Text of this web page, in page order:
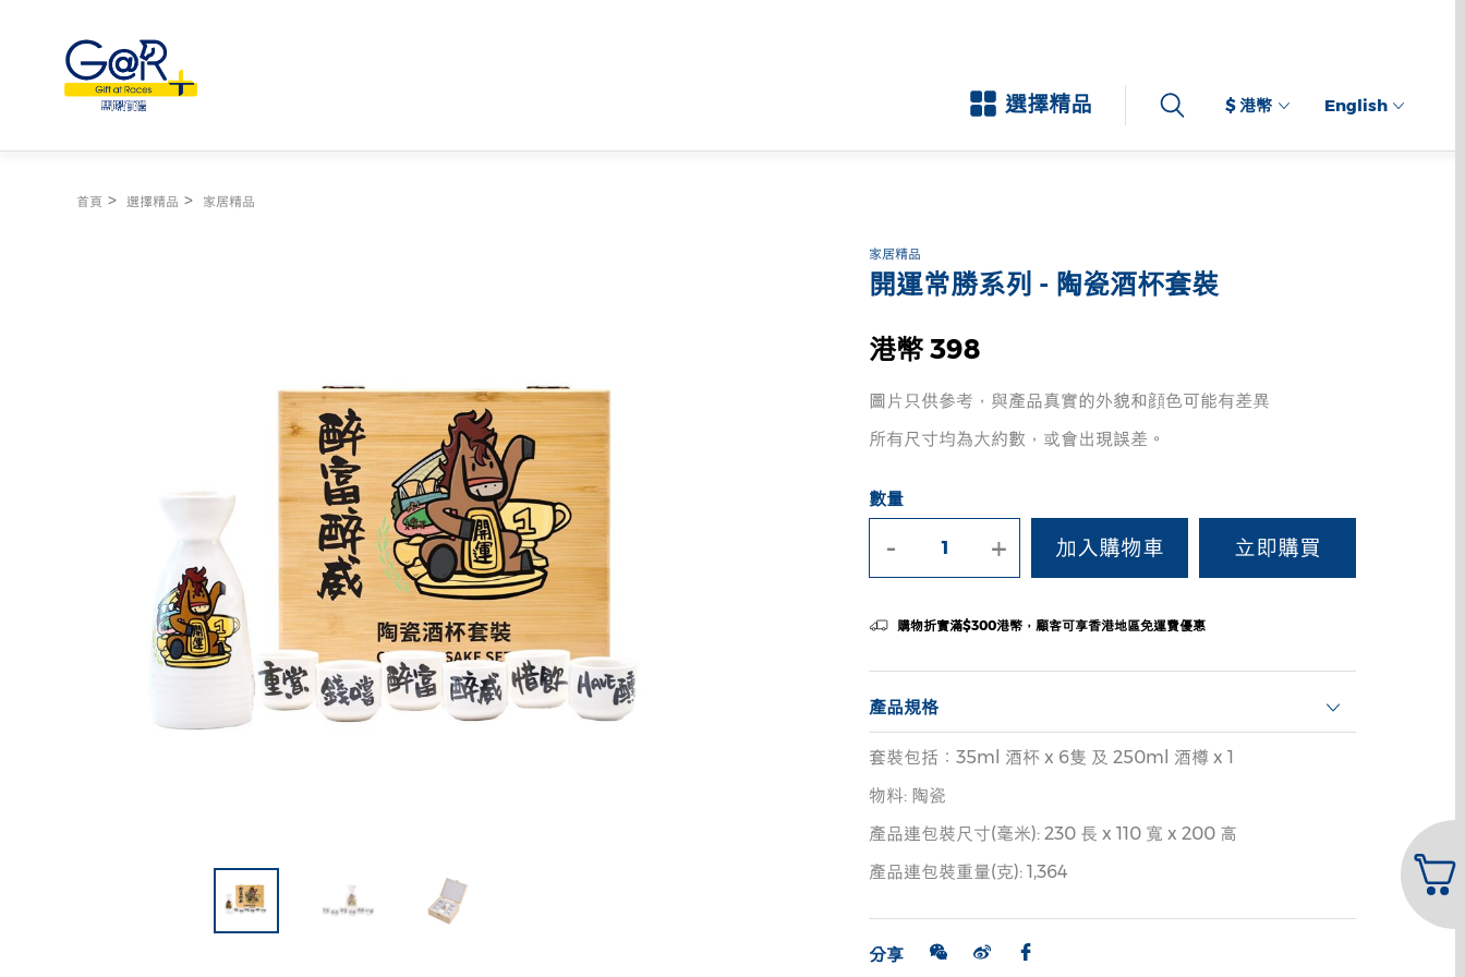
選擇精品 $ 港幣 English
首頁 選擇精品 家居精品
家居精品
開運常勝系列 - 陶瓷酒杯套裝
港幣 398
圖片只供參考，與產品真實的外貌和顔色可能有差異
所有尺寸均為大約數，或會出現誤差。
數量
- +
購物折實滿$300港幣，顧客可享香港地區免運費優惠
產品規格
套裝包括：35ml 酒杯 x 6隻 及 250ml 酒樽 x 1
物料: 陶瓷
產品連包裝尺寸(毫米): 230 長 x 110 寬 x 200 高
產品連包裝重量(克): 1,364
分享